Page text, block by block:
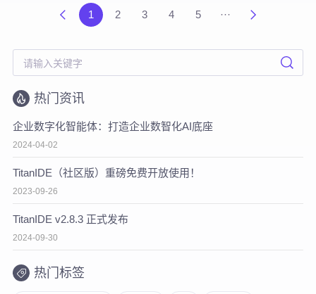
1 2 3 4 5 ···
热门资讯
企业数字化智能体：打造企业数智化AI底座
2024-04-02
TitanIDE（社区版）重磅免费开放使用！
2023-09-26
TitanIDE v2.8.3 正式发布
2024-09-30
热门标签